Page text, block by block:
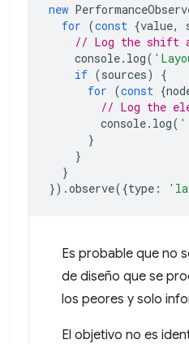
new
for (const {value,
// Log the shift
console. log(
if (sources)
{
for (const {
// Log the
console. log( '
}
}
}
}).observe({type :
Es probable que no
de diseño que se
los peores y solo
El objetivo no es